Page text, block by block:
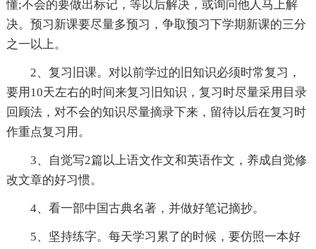
懂;不会的要做出标记，等以后解决，或询问他人马上解
决。预习新课要尽量多预习，争取预习下学期新课的三分
之一以上。
2、复习旧课。对以前学过的旧知识必须时常复习，
要用10天左右的时间来复习旧知识，复习时尽量采用目录
回顾法，对不会的知识尽量摘录下来，留待以后在复习时
作重点复习用。
3、自觉写2篇以上语文作文和英语作文，养成自觉修
改文章的好习惯。
4、看一部中国古典名著，并做好笔记摘抄。
5、坚持练字。每天学习累了的时候，要仿照一本好